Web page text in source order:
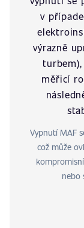
v
výrazně
měřicí
Vypnutí MAF
což může
nebo